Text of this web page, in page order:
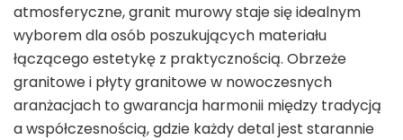
atmosferyczne, granit murowy staje się idealnym
wyborem dla osób poszukujących materiału
łączącego estetykę z praktycznością. Obrzeże
granitowe i płyty granitowe w nowoczesnych
aranżacjach to gwarancja harmonii między tradycją
a współczesnością, gdzie każdy detal jest starannie